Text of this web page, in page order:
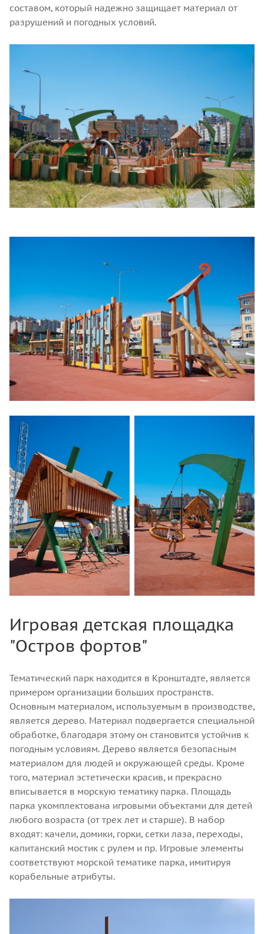
составом, который надежно защищает материал от
разрушений и погодных условий.
Игровая детская площадка
"Остров фортов"
Тематический парк находится в Кронштадте, является
примером организации больших пространств.
Основным материалом, используемым в производстве,
является дерево. Материал подвергается специальной
обработке, благодаря этому он становится устойчив к
погодным условиям. Дерево является безопасным
материалом для людей и окружающей среды. Кроме
того, материал эстетически красив, и прекрасно
вписывается в морскую тематику парка. Площадь
парка укомплектована игровыми объектами для детей
любого возраста (от трех лет и старше). В набор
входят: качели, домики, горки, сетки лаза, переходы,
капитанский мостик с рулем и пр. Игровые элементы
соответствуют морской тематике парка, имитируя
корабельные атрибуты.